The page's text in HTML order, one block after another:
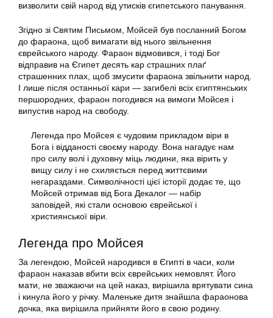
визволити свій народ від утисків єгипетського панування.
Згідно зі Святим Письмом, Мойсей був посланний Богом
до фараона, щоб вимагати від нього звільнення
єврейського народу. Фараон відмовився, і тоді Бог
відправив на Єгипет десять кар страшних плаґ
страшенних плах, щоб змусити фараона звільнити народ.
І лише після останньої кари — загибелі всіх єгиптянських
першородних, фараон погодився на вимоги Мойсея і
випустив народ на свободу.
Легенда про Мойсея є чудовим прикладом віри в
Бога і відданості своєму народу. Вона нагадує нам
про силу волі і духовну міць людини, яка вірить у
вищу силу і не схиляється перед життєвими
негараздами. Символічності цієї історії додає те, що
Мойсей отримав від Бога Декалог — набір
заповідей, які стали основою єврейської і
християнської віри.
Легенда про Мойсея
За легендою, Мойсей народився в Єгипті в часи, коли
фараон наказав вбити всіх єврейських немовлят. Його
мати, не зважаючи на цей наказ, вирішила врятувати сина
і кинула його у річку. Маленьке дитя знайшла фараонова
дочка, яка вирішила прийняти його в свою родину.